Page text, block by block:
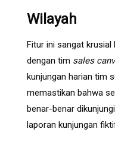
Wilayah
Fitur ini sangat
dengan tim sales
kunjungan harian tim
memastikan bahwa
benar-benar
laporan kunjungan